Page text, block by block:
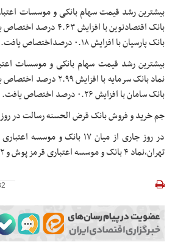
بیشترین رشد قیمت سهام بانکی و موسسات
بانک اقتصادنوین با
بانک پارسیان با افزایش ۰.۱۸ درصداختصاص یافت.
بیشترین رشد قیمت سهام بانکی و موسسات
نماد بانک سرمایه با
بانک سامان با افزایش ۰.۲۶ درصد اختصاص یافت.
جم خرید و فروش بانک قرض الحسنه رسالت در روز
در روز جاری از میان ۱۷ بانک و
تهران،نماد ۴ بانک و موسسه اعتباری قرمز پوش و ۱۲ شرکت سبزپوش شد.